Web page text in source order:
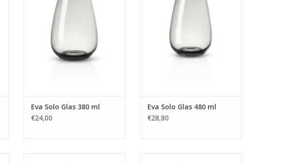
MEER INFO
Eva Solo Glas 380 ml
€24,00
MEER INFO
Eva Solo Glas 480 ml
€28,80